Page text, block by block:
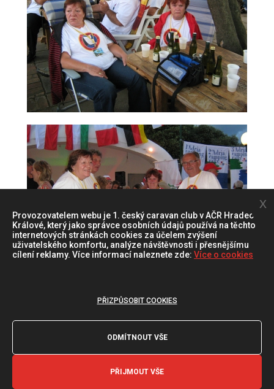
Provozovatelem webu je 1. český caravan club v AČR Hradec
Králové, který jako správce osobních údajů používá na těchto
internetových stránkách cookies za účelem zvýšení
uživatelského komfortu, analýze návštěvnosti i přesnějšímu
cílení reklamy. Více informací naleznete zde: Více o cookies
PŘIZPŮSOBIT COOKIES
ODMÍTNOUT VŠE
PŘIJMOUT VŠE
x